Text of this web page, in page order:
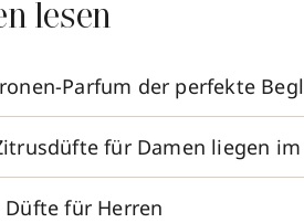
lesen
Parfum der perfekte
für Damen liegen im
für Herren